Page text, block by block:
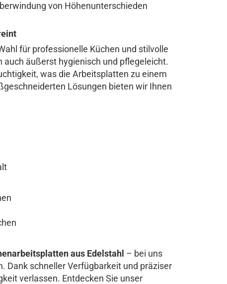
von Höhenunterschieden
für professionelle Küchen und stilvolle
auch äußerst hygienisch und pflegeleicht.
was die Arbeitsplatten zu einem
Lösungen bieten wir Ihnen
aus Edelstahl – bei uns
Dank schneller Verfügbarkeit und präziser
verlassen. Entdecken Sie unser